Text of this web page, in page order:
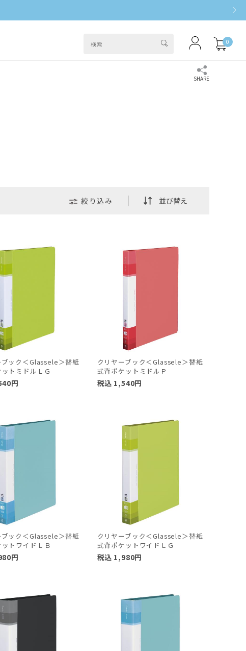
0
絞り込み
ブック＜Glassele＞替紙
トミドルＬＧ
円
クリヤーブック＜Glassele＞替紙
式背ポケットミドルＰ
税込 1,540円
ブック＜Glassele＞替紙
トワイドＬＢ
円
クリヤーブック＜Glassele＞替紙
式背ポケットワイドＬＧ
税込 1,980円